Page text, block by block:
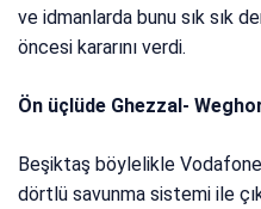
ve idmanlarda bunu sık sık
öncesi kararını verdi.
Ön üçlüde Ghezzal-
Beşiktaş böylelikle Vodafone
dörtlü savunma sistemi ile